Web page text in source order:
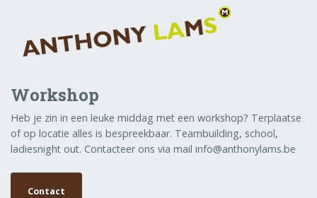
Workshop
Heb je zin in een leuke middag met een workshop? Terplaatse
of op locatie alles is bespreekbaar. Teambuilding, school,
ladiesnight out. Contacteer ons via mail info@anthonylams.be
Contact